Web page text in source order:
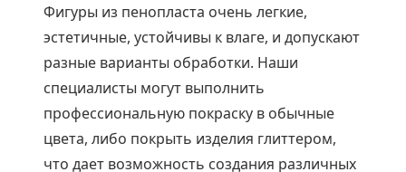
Фигуры из пенопласта очень легкие,
эстетичные, устойчивы к влаге, и допускают
разные варианты обработки. Наши
специалисты могут выполнить
профессиональную покраску в обычные
цвета, либо покрыть изделия глиттером,
что дает возможность создания различных